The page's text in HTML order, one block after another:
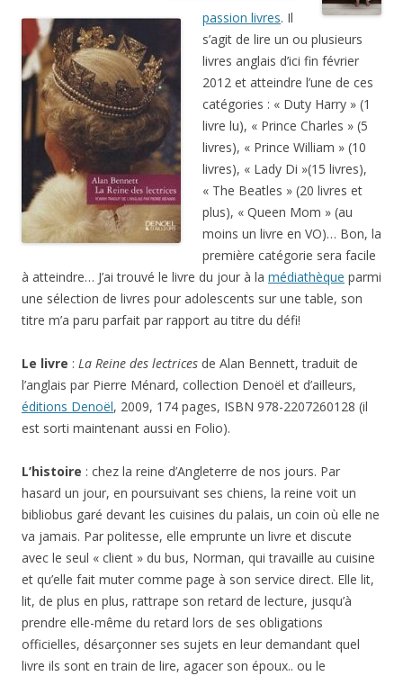
passion livres. Il
s’agit de lire un ou plusieurs
livres anglais d’ici fin février
2012 et atteindre l’une de ces
catégories : « Duty Harry » (1
livre lu), « Prince Charles » (5
livres), « Prince William » (10
livres), « Lady Di »(15 livres),
« The Beatles » (20 livres et
plus), « Queen Mom » (au
moins un livre en VO)… Bon, la
première catégorie sera facile
à atteindre… J’ai trouvé le livre du jour à la médiathèque parmi
une sélection de livres pour adolescents sur une table, son
titre m’a paru parfait par rapport au titre du défi!
Le livre : La Reine des lectrices de Alan Bennett, traduit de
l’anglais par Pierre Ménard, collection Denoël et d’ailleurs,
éditions Denoël, 2009, 174 pages, ISBN 978-2207260128 (il
est sorti maintenant aussi en Folio).
L’histoire : chez la reine d’Angleterre de nos jours. Par
hasard un jour, en poursuivant ses chiens, la reine voit un
bibliobus garé devant les cuisines du palais, un coin où elle ne
va jamais. Par politesse, elle emprunte un livre et discute
avec le seul « client » du bus, Norman, qui travaille au cuisine
et qu’elle fait muter comme page à son service direct. Elle lit,
lit, de plus en plus, rattrape son retard de lecture, jusqu’à
prendre elle-même du retard lors de ses obligations
officielles, désarçonner ses sujets en leur demandant quel
livre ils sont en train de lire, agacer son époux.. ou le